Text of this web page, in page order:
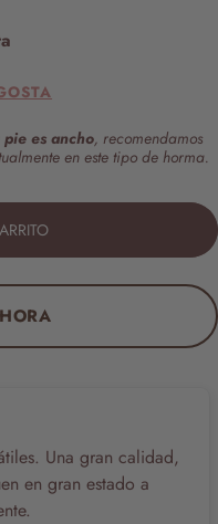
es ancho, recomendamos
en este tipo de horma.
Una gran calidad,
en gran estado a